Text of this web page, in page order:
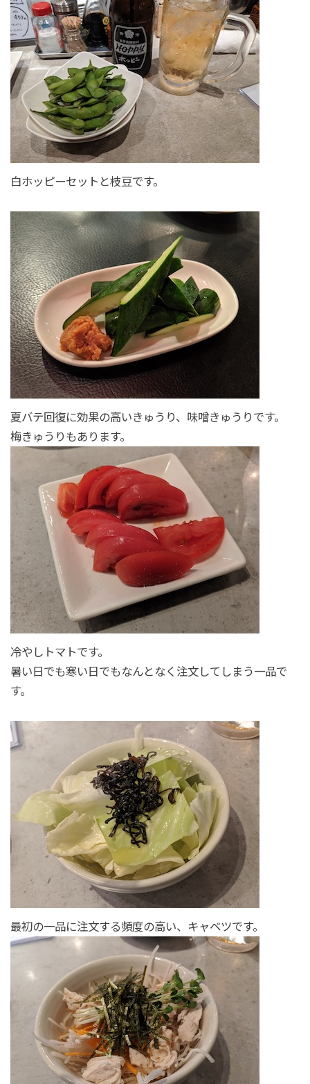
白ホッピーセットと枝豆です。
夏バテ回復に効果の高いきゅうり、味噌きゅうりです。
梅きゅうりもあります。
冷やしトマトです。
暑い日でも寒い日でもなんとなく注文してしまう一品で
す。
最初の一品に注文する頻度の高い、キャベツです。